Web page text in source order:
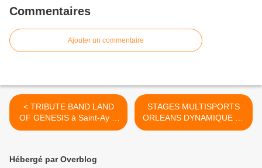
Commentaires
Ajouter un commentaire
< TRIBUTE BAND LAND
OF GENESIS à Saint-Ay le
24 octobre 2015
STAGES MULTISPORTS
ORLEANS DYNAMIQUE 2€
pour les 11-15 ans du 19
Hébergé par Overblog